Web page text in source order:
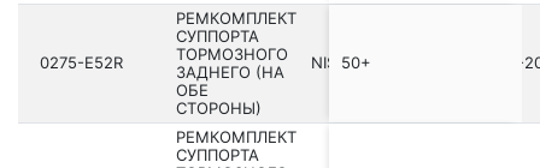
0275-E52R
РЕМКОМПЛЕКТ
СУППОРТА
ТОРМОЗНОГО
ЗАДНЕГО (НА
ОБЕ
СТОРОНЫ)
NISSAN FUGA Y50 200­4.10-
50+
РЕМКОМПЛЕКТ
СУППОРТА